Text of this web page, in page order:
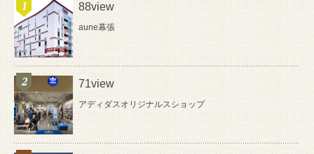
88view
aune幕張
71view
アディダスオリジナルスショップ